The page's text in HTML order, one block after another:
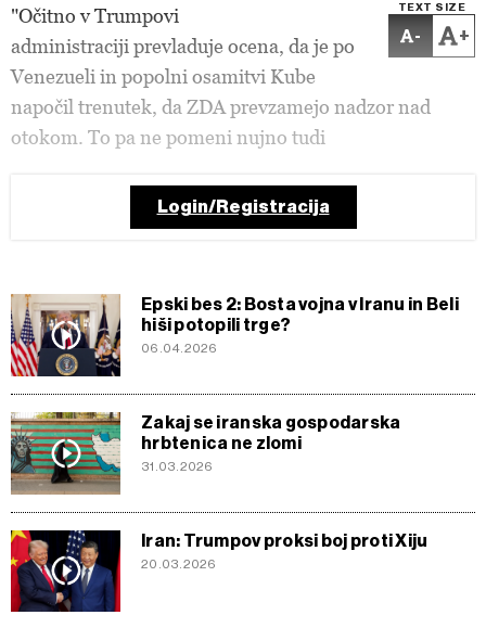
TEXT SIZE
- +
"Očitnov Trumpovi
administraciji prevladuje ocena, da je po
Venezueli in popolni osamitvi Kube
napočil trenutek, da ZDA prevzamejo nadzor nad
otokom. To pa ne pomeni nujno tudi
Login/Registracija
Epski bes 2: Bosta vojna v Iranu in Beli
hiši potopili trge?
06.04.2026
Zakaj se iranska gospodarska
hrbtenica ne zlomi
31.03.2026
Iran: Trumpov proksi boj proti Xiju
20.03.2026